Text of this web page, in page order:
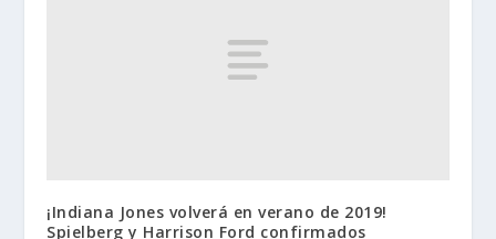
¡Indiana Jones volverá en verano de 2019!
Spielberg y Harrison Ford confirmados